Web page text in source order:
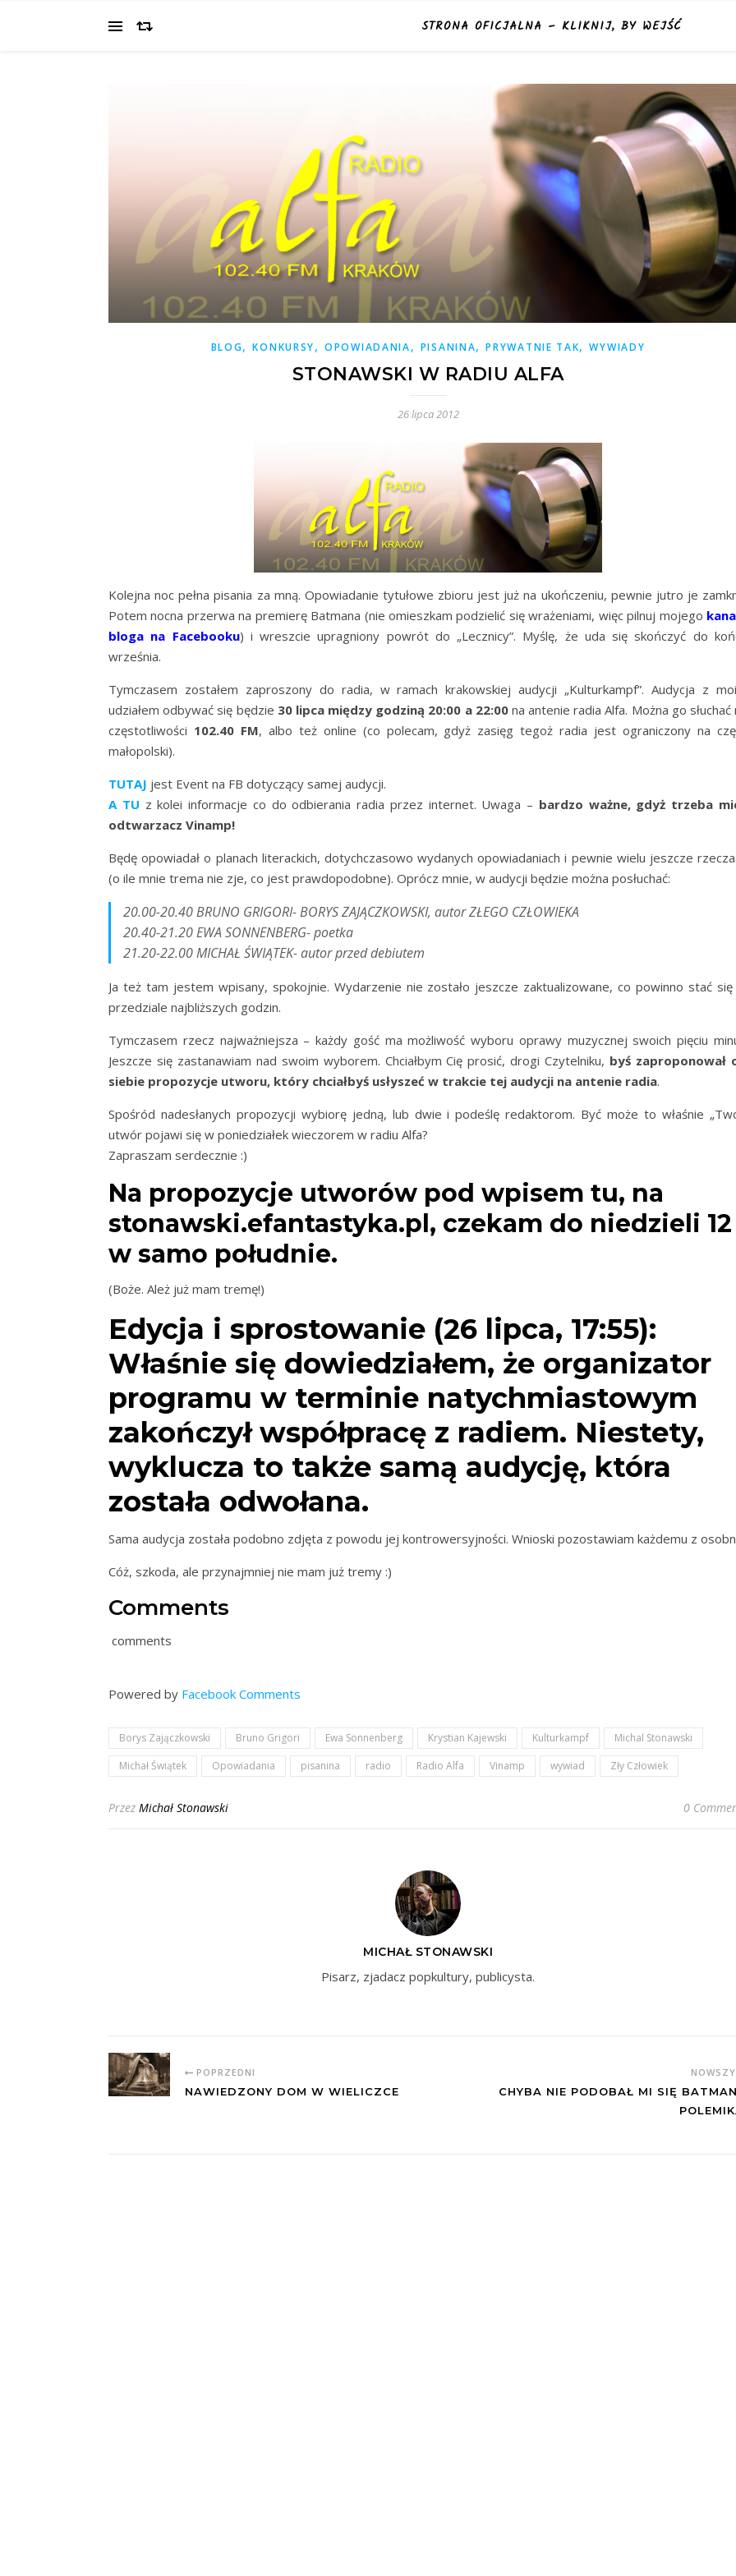
STRONA OFICJALNA – KLIKNIJ, BY WEJŚĆ
BLOG,KONKURSY,OPOWIADANIA, PISANINA,PRYWATNIE TAK,WYWIADY
STONAWSKI W RADIU ALFA
26 lipca 2012
Kolejna noc pełna pisania za mną. Opowiadanie tytułowe zbioru jest już na ukończeniu, pewnie jutro je
Potem nocna przerwa na premierę Batmana (nie omieszkam podzielić się wrażeniami, więc pilnuj mojego
bloga na Facebooku) i wreszcie upragniony powrót do „Lecznicy”. Myślę, że uda się skończyć do
września.
Tymczasem zostałem zaproszony do radia, w ramach krakowskiej audycji „Kulturkampf”. Audycja z
udziałem odbywać się będzie 30 lipca między godziną 20:00 a 22:00na antenie radia Alfa. Można go słuchać
częstotliwości 102.40 FM, albo też online (co polecam, gdyż zasięg tegoż radia jest ograniczony na
małopolski).
TUTAJ jest Event na FB dotyczący samej audycji.
A TU z kolei informacje co do odbierania radia przez internet. Uwaga – bardzo ważne, gdyż trzeba
odtwarzacz Vinamp!
Będę opowiadał o planach literackich, dotychczasowo wydanych opowiadaniach i pewnie wielu jeszcze
(o ile mnie trema nie zje, co jest prawdopodobne). Oprócz mnie, w audycji będzie można posłuchać:
20.00-20.40 BRUNO GRIGORI- BORYS ZAJĄCZKOWSKI, autor ZŁEGO CZŁOWIEKA
20.40-21.20 EWA SONNENBERG- poetka
21.20-22.00 MICHAŁ ŚWIĄTEK- autor przed debiutem
Ja też tam jestem wpisany, spokojnie. Wydarzenie nie zostało jeszcze zaktualizowane, co powinno stać
przedziale najbliższych godzin.
Tymczasem rzecz najważniejsza – każdy gość ma możliwość wyboru oprawy muzycznej swoich pięciu
Jeszcze się zastanawiam nad swoim wyborem. Chciałbym Cię prosić, drogi Czytelniku, byś zaproponował
siebie propozycje utworu, który chciałbyś usłyszeć w trakcie tej audycji na antenie radia.
Spośród nadesłanych propozycji wybiorę jedną, lub dwie i podeślę redaktorom. Być może to właśnie
utwór pojawi się w poniedziałek wieczorem w radiu Alfa?
Zapraszam serdecznie :)
Na propozycje utworów pod wpisem tu, na
stonawski.efantastyka.pl, czekam do niedzieli 12
w samo południe.
(Boże. Ależ już mam tremę!)
Edycja i sprostowanie (26 lipca, 17:55):
Właśnie się dowiedziałem, że organizator
programu w terminie natychmiastowym
zakończył współpracę z radiem. Niestety,
wyklucza to także samą audycję, która
została odwołana.
Sama audycja została podobno zdjęta z powodu jej kontrowersyjności. Wnioski pozostawiam każdemu z
Cóż, szkoda, ale przynajmniej nie mam już tremy :)
Comments
comments
Powered by Facebook Comments
Borys Zajączkowski Bruno Grigori Ewa Sonnenberg Krystian Kajewski Kulturkampf
Michal Stonawski
Michał Świątek
Opowiadania pisanina radio Radio Alfa Vinamp wywiad Zły Człowiek
Przez Michał Stonawski 0
MICHAŁ STONAWSKI
Pisarz, zjadacz popkultury, publicysta.
POPRZEDNI
NAWIEDZONY DOM W WIELICZCE
CHYBA NIE PODOBAŁ MI SIĘ